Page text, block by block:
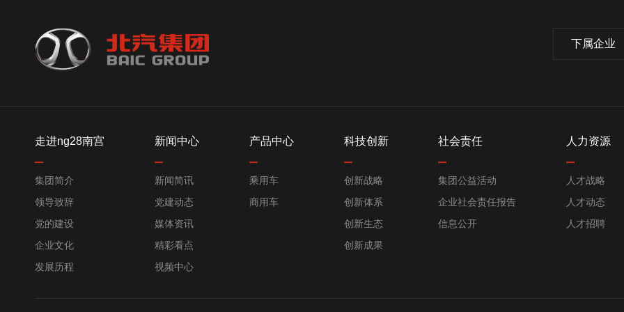
下属企业
走进ng28南宫
集团简介
领导致辞
党的建设
企业文化
发展历程
新闻中心
新闻简讯
党建动态
媒体资讯
精彩看点
视频中心
产品中心
乘用车
商用车
科技创新
创新战略
创新体系
创新生态
创新成果
社会责任
集团公益活动
企业社会责任报告
信息公开
人力资源
人才战略
人才动态
人才招聘